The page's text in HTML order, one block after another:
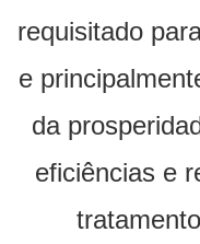
requisitado
e
da
eficiências e